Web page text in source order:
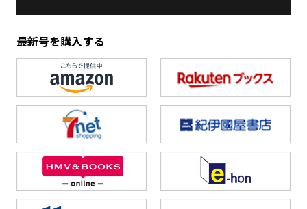
最新号を購入する